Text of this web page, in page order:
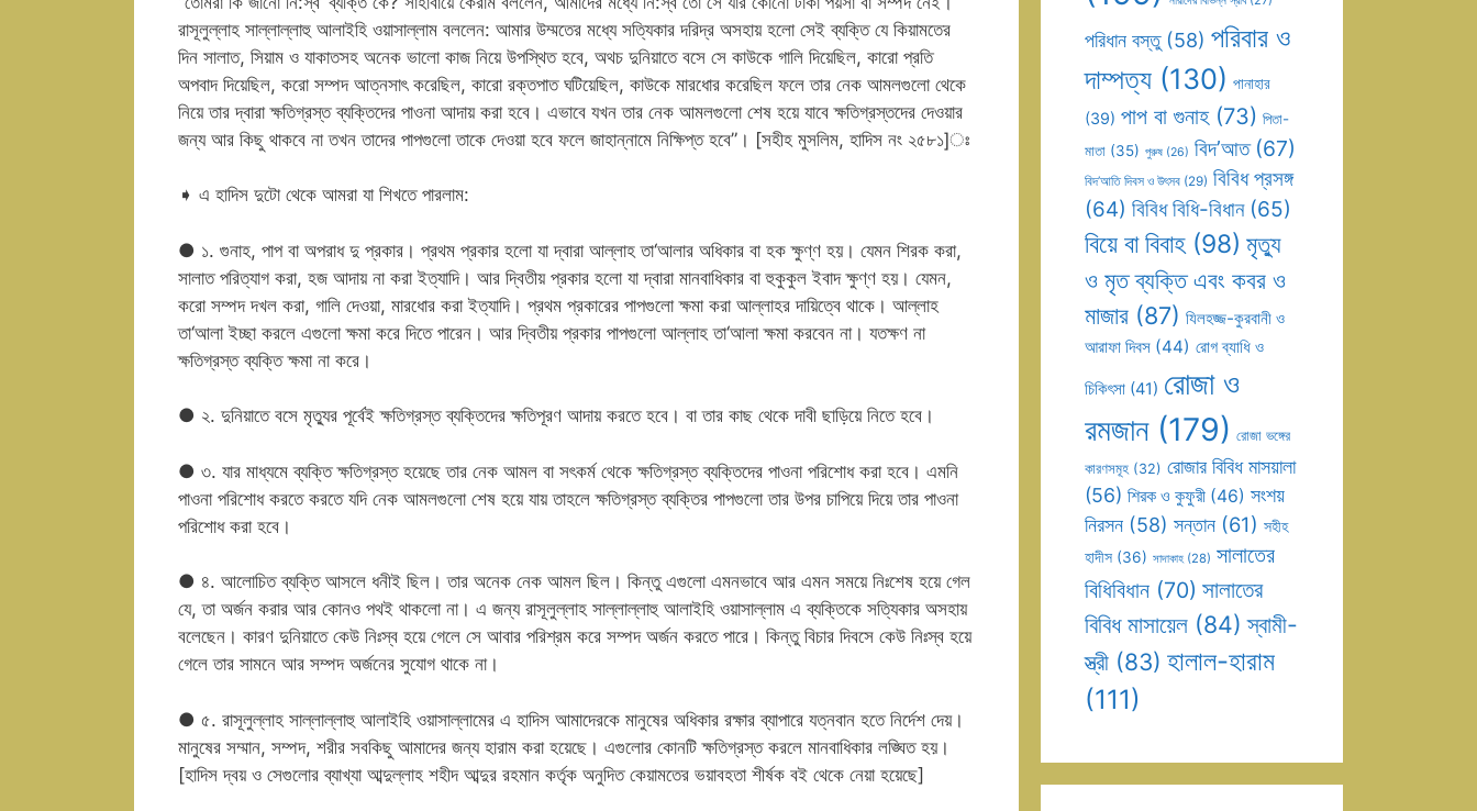
রাসূলুল্লাহ সাল্লাল্লাহু আলাইহি ওয়াসাল্লাম বললেন: আমার উম্মতের মধ্যে সত্যিকার দরিদ্র অসহায় হলো সেই ব্যক্তি যে কিয়ামতের
দিন সালাত, সিয়াম ও যাকাতসহ অনেক ভালো কাজ নিয়ে উপস্থিত হবে, অথচ দুনিয়াতে বসে সে কাউকে গালি দিয়েছিল, কারো প্রতি
অপবাদ দিয়েছিল, করো সম্পদ আত্নসাৎ করেছিল, কারো রক্তপাত ঘটিয়েছিল, কাউকে মারধোর করেছিল ফলে তার নেক আমলগুলো থেকে
নিয়ে তার দ্বারা ক্ষতিগ্রস্ত ব্যক্তিদের পাওনা আদায় করা হবে। এভাবে যখন তার নেক আমলগুলো শেষ হয়ে যাবে ক্ষতিগ্রস্তদের দেওয়ার
জন্য আর কিছু থাকবে না তখন তাদের পাপগুলো তাকে দেওয়া হবে ফলে জাহান্নামে নিক্ষিপ্ত হবে”। [সহীহ মুসলিম, হাদিস নং ২৫৮১]ঃ
➧ এ হাদিস দুটো থেকে আমরা যা শিখতে পারলাম:
● ১. গুনাহ, পাপ বা অপরাধ দু প্রকার। প্রথম প্রকার হলো যা দ্বারা আল্লাহ তা‘আলার অধিকার বা হক ক্ষুণ্ণ হয়। যেমন শিরক করা,
সালাত পরিত্যাগ করা, হজ আদায় না করা ইত্যাদি। আর দ্বিতীয় প্রকার হলো যা দ্বারা মানবাধিকার বা হুকুকুল ইবাদ ক্ষুণ্ণ হয়। যেমন,
করো সম্পদ দখল করা, গালি দেওয়া, মারধোর করা ইত্যাদি। প্রথম প্রকারের পাপগুলো ক্ষমা করা আল্লাহর দায়িত্বে থাকে। আল্লাহ
তা‘আলা ইচ্ছা করলে এগুলো ক্ষমা করে দিতে পারেন। আর দ্বিতীয় প্রকার পাপগুলো আল্লাহ তা‘আলা ক্ষমা করবেন না। যতক্ষণ না
ক্ষতিগ্রস্ত ব্যক্তি ক্ষমা না করে।
● ২. দুনিয়াতে বসে মৃত্যুর পূর্বেই ক্ষতিগ্রস্ত ব্যক্তিদের ক্ষতিপূরণ আদায় করতে হবে। বা তার কাছ থেকে দাবী ছাড়িয়ে নিতে হবে।
● ৩. যার মাধ্যমে ব্যক্তি ক্ষতিগ্রস্ত হয়েছে তার নেক আমল বা সৎকর্ম থেকে ক্ষতিগ্রস্ত ব্যক্তিদের পাওনা পরিশোধ করা হবে। এমনি
পাওনা পরিশোধ করতে করতে যদি নেক আমলগুলো শেষ হয়ে যায় তাহলে ক্ষতিগ্রস্ত ব্যক্তির পাপগুলো তার উপর চাপিয়ে দিয়ে তার পাওনা
পরিশোধ করা হবে।
● ৪. আলোচিত ব্যক্তি আসলে ধনীই ছিল। তার অনেক নেক আমল ছিল। কিন্তু এগুলো এমনভাবে আর এমন সময়ে নিঃশেষ হয়ে গেল
যে, তা অর্জন করার আর কোনও পথই থাকলো না। এ জন্য রাসূলুল্লাহ সাল্লাল্লাহু আলাইহি ওয়াসাল্লাম এ ব্যক্তিকে সত্যিকার অসহায়
বলেছেন। কারণ দুনিয়াতে কেউ নিঃস্ব হয়ে গেলে সে আবার পরিশ্রম করে সম্পদ অর্জন করতে পারে। কিন্তু বিচার দিবসে কেউ নিঃস্ব হয়ে
গেলে তার সামনে আর সম্পদ অর্জনের সুযোগ থাকে না।
● ৫. রাসূলুল্লাহ সাল্লাল্লাহু আলাইহি ওয়াসাল্লামের এ হাদিস আমাদেরকে মানুষের অধিকার রক্ষার ব্যাপারে যত্নবান হতে নির্দেশ দেয়।
মানুষের সম্মান, সম্পদ, শরীর সবকিছু আমাদের জন্য হারাম করা হয়েছে। এগুলোর কোনটি ক্ষতিগ্রস্ত করলে মানবাধিকার লঙ্ঘিত হয়।
[হাদিস দ্বয় ও সেগুলোর ব্যাখ্যা আব্দুল্লাহ শহীদ আব্দুর রহমান কর্তৃক অনুদিত কেয়ামতের ভয়াবহতা শীর্ষক বই থেকে নেয়া হয়েছে]
পরিধান বস্তু(58) পরিবার ও
দাম্পত্য (130) পানাহার
(39) পাপ বা গুনাহ(73) পিতা-
মাতা (35) পুরুষ (26) বিদ’আত(67)
বিদ’আতি দিবস ও উৎসব (29) বিবিধ প্রসঙ্গ
(64) বিবিধ বিধি-বিধান(65)
বিয়ে বা বিবাহ (98) মৃত্যু
ও মৃত ব্যক্তি এবং কবর ও
মাজার (87) যিলহজ্জ-কুরবানী ও
আরাফা দিবস (44) রোগ ব্যাধি ও
চিকিৎসা (41) রোজা ও
রমজান(179) রোজা ভঙ্গের
কারণসমূহ (32) রোজার বিবিধ মাসয়ালা
(56) শিরক ও কুফুরী (46) সংশয়
নিরসন (58) সন্তান (61) সহীহ
হাদীস (36) সাদাকাহ (28) সালাতের
বিধিবিধান (70) সালাতের
বিবিধ মাসায়েল (84) স্বামী-
স্ত্রী (83) হালাল-হারাম
(111)